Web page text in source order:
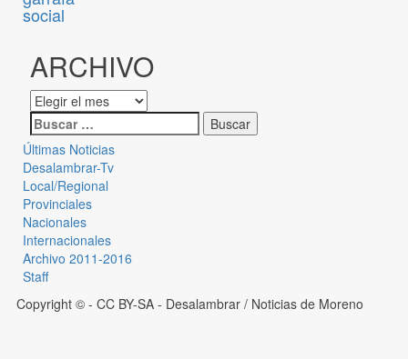
social
ARCHIVO
Últimas Noticias
Desalambrar-Tv
Local/Regional
Provinciales
Nacionales
Internacionales
Archivo 2011-2016
Staff
Copyright © - CC BY-SA - Desalambrar / Noticias de Moreno